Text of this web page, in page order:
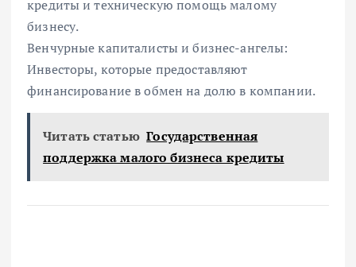
кредиты и техническую помощь малому
бизнесу.
Венчурные капиталисты и бизнес-ангелы:
Инвесторы, которые предоставляют
финансирование в обмен на долю в компании.
Читать статью Государственная
поддержка малого бизнеса кредиты